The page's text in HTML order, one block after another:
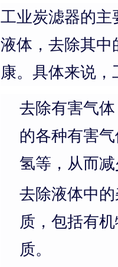
工业炭滤器的
液体，去除其
康。具体来说
去除有害气
的各种有害
氢等，从而
去除液体中
质，包括有
质。